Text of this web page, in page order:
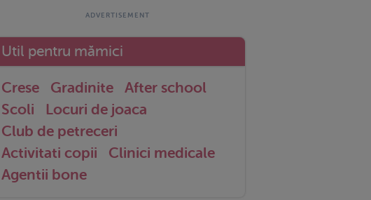
Util pentru mămici
Crese Gradinite
After school
Scoli
Locuri de joaca
Club de petreceri
Activitati copii
Clinici medicale
Agentii bone